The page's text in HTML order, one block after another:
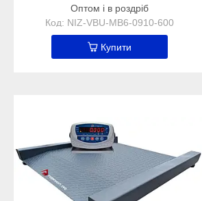
Оптом і в роздріб
NIZ-VBU-MB6-0910-600
Купити